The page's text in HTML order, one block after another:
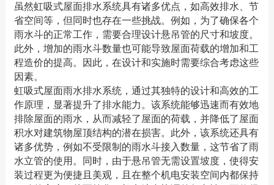
虽然虹吸式屋面排水系统具有诸多优点，如高效排水、节
省空间等，但同时也存在一些挑战。例如，为了确保各个
雨水斗的正常工作，需要合理设计悬吊管的尺寸和坡度。
此外，增加的雨水斗数量也可能导致屋面荷载的增加和工
程造价的提高。因此，在设计和实施时需要综合考虑这些
因素。
虹吸式屋面雨水排水系统，通过其独特的设计和高效的工
作原理，显著提升了排水能力。该系统能够迅速而有效地
排除屋面的雨水，从而减轻了屋面的荷载，并降低了屋面
积水对建筑物屋顶结构的潜在损害。此外，该系统还具有
诸多优势，例如不受限制的雨水斗接入数量，这节省了雨
水立管的使用。同时，由于悬吊管无需设置坡度，使得安
装过程更为便捷且美观，且在整个机电安装空间内都保持